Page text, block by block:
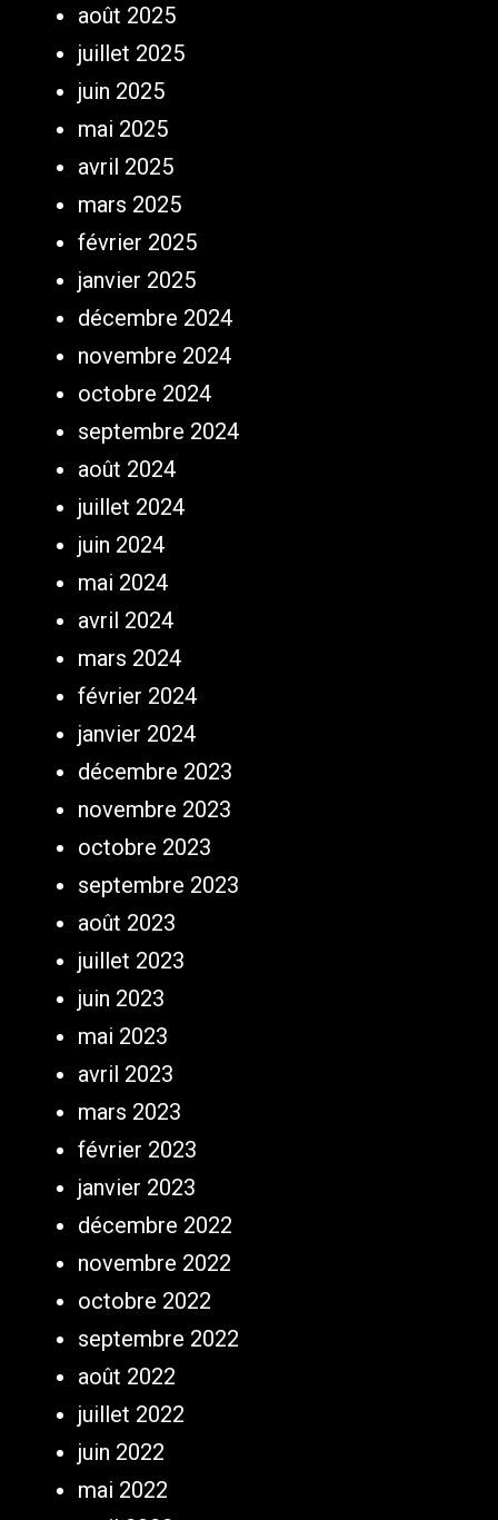
août 2025
juillet 2025
juin 2025
mai 2025
avril 2025
mars 2025
février 2025
janvier 2025
décembre 2024
novembre 2024
octobre 2024
septembre 2024
août 2024
juillet 2024
juin 2024
mai 2024
avril 2024
mars 2024
février 2024
janvier 2024
décembre 2023
novembre 2023
octobre 2023
septembre 2023
août 2023
juillet 2023
juin 2023
mai 2023
avril 2023
mars 2023
février 2023
janvier 2023
décembre 2022
novembre 2022
octobre 2022
septembre 2022
août 2022
juillet 2022
juin 2022
mai 2022